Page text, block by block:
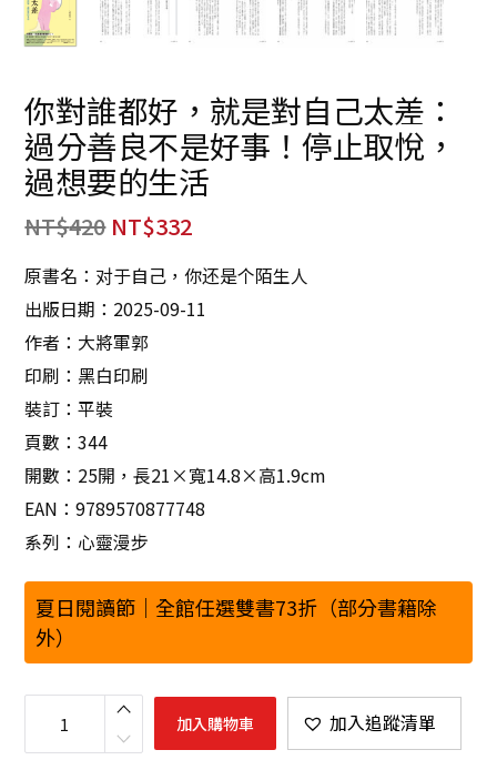
你對誰都好，就是對自己太差：
過分善良不是好事！停止取悅，
過想要的生活
NT$420 NT$332
原書名：对于自己，你还是个陌生人
出版日期：2025-09-11
作者：大將軍郭
印刷：黑白印刷
裝訂：平裝
頁數：344
開數：25開，長21×寬14.8×高1.9cm
EAN：9789570877748
系列：心靈漫步
夏日閱讀節｜全館任選雙書73折（部分書籍除
外）
你
都
加入購物車 加入追蹤清單